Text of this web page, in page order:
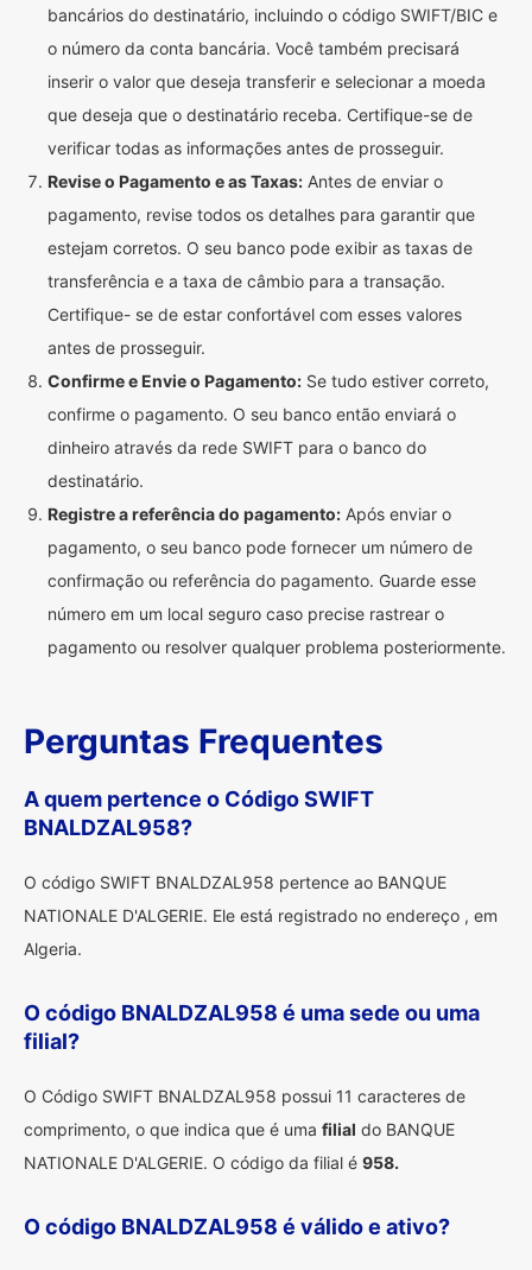
bancários do destinatário, incluindo o código SWIFT/BIC e
o número da conta bancária. Você também precisará
inserir o valor que deseja transferir e selecionar a moeda
que deseja que o destinatário receba. Certifique-se de
verificar todas as informações antes de prosseguir.
Revise o Pagamento e as Taxas: Antes de enviar o
pagamento, revise todos os detalhes para garantir que
estejam corretos. O seu banco pode exibir as taxas de
transferência e a taxa de câmbio para a transação.
Certifique- se de estar confortável com esses valores
antes de prosseguir.
Confirme e Envie o Pagamento: Se tudo estiver correto,
confirme o pagamento. O seu banco então enviará o
dinheiro através da rede SWIFT para o banco do
destinatário.
Registre a referência do pagamento: Após enviar o
pagamento, o seu banco pode fornecer um número de
confirmação ou referência do pagamento. Guarde esse
número em um local seguro caso precise rastrear o
pagamento ou resolver qualquer problema posteriormente.
Perguntas Frequentes
A quem pertence o Código SWIFT
BNALDZAL958?
O código SWIFT BNALDZAL958 pertence ao BANQUE
NATIONALE D'ALGERIE. Ele está registrado no endereço , em
Algeria.
O código BNALDZAL958 é uma sede ou uma
filial?
O Código SWIFT BNALDZAL958 possui 11 caracteres de
comprimento, o que indica que é uma filial do BANQUE
NATIONALE D'ALGERIE. O código da filial é 958.
O código BNALDZAL958 é válido e ativo?